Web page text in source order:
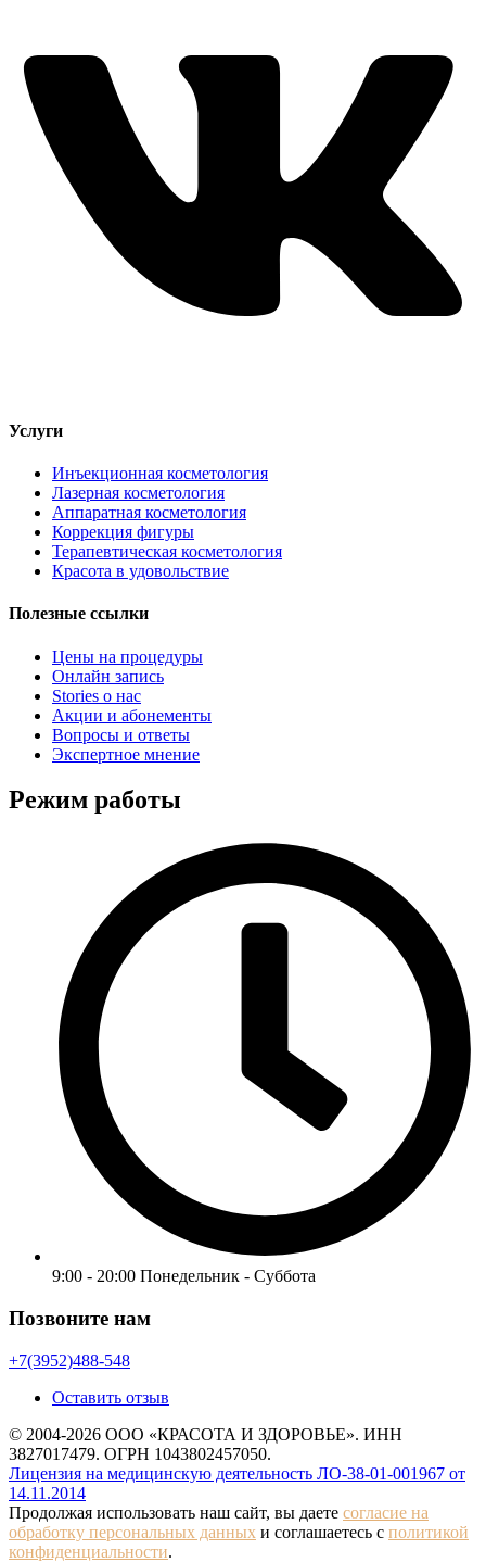
Услуги
Инъекционная косметология
Лазерная косметология
Аппаратная косметология
Коррекция фигуры
Терапевтическая косметология
Красота в удовольствие
Полезные ссылки
Цены на процедуры
Онлайн запись
Stories о нас
Акции и абонементы
Вопросы и ответы
Экспертное мнение
Режим работы
9:00 - 20:00 Понедельник - Суббота
Позвоните нам
+7(3952)488-548
Оставить отзыв
© 2004-2026 ООО «КРАСОТА И ЗДОРОВЬЕ». ИНН
3827017479. ОГРН 1043802457050.
Лицензия на медицинскую деятельность ЛО-38-01-001967 от
14.11.2014
Продолжая использовать наш сайт, вы даете согласие на
обработку персональных данных и соглашаетесь с политикой
конфиденциальности.